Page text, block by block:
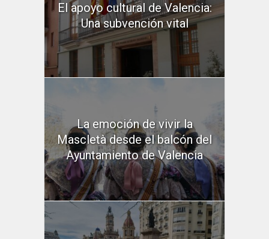
El apoyo cultural de Valencia:
Una subvención vital
La emoción de vivir la
Mascletà desde el balcón del
Ayuntamiento de Valencia